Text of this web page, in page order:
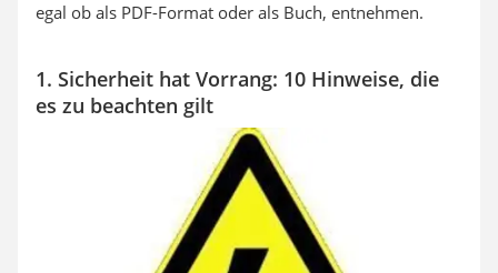
egal ob als PDF-Format oder als Buch, entnehmen.
1. Sicherheit hat Vorrang: 10 Hinweise, die
es zu beachten gilt